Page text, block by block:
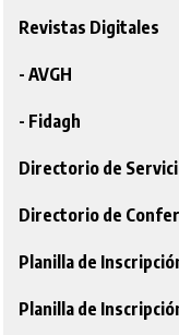
Revistas Digitales
- AVGH
- Fidagh
Directorio de
Directorio de
Planilla de
Planilla de